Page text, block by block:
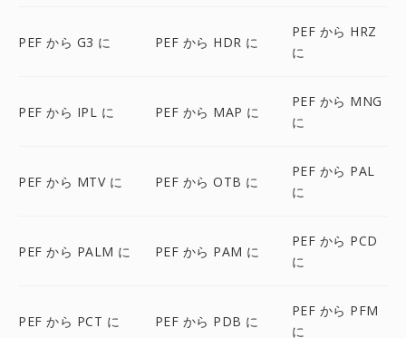
PEF から G3 に PEF から HDR に
PEF から HRZ
に
PEF から IPL に PEF から MAP に
PEF から MNG
に
PEF から MTV に PEF から OTB に
PEF から PAL
に
PEF から PALM に PEF から PAM に
PEF から PCD
に
PEF から PCT に PEF から PDB に
PEF から PFM
に